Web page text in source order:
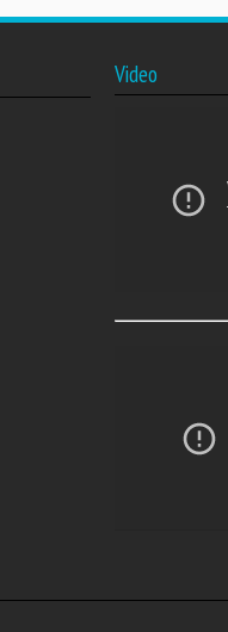
Video